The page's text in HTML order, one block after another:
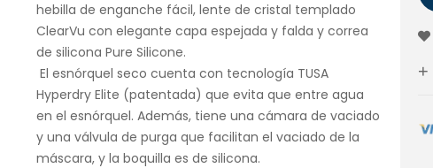
hebilla de enganche fácil, lente de cristal templado
ClearVu con elegante capa espejada y falda y correa
de silicona Pure Silicone.
El esnórquel seco cuenta con tecnología TUSA
Hyperdry Elite (patentada) que evita que entre agua
en el esnórquel. Además, tiene una cámara de vaciado
y una válvula de purga que facilitan el vaciado de la
máscara, y la boquilla es de silicona.